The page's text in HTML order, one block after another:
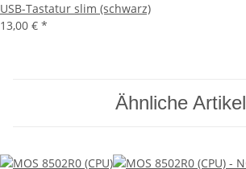
USB-Tastatur slim (schwarz)
13,00 € *
Ähnliche Artikel